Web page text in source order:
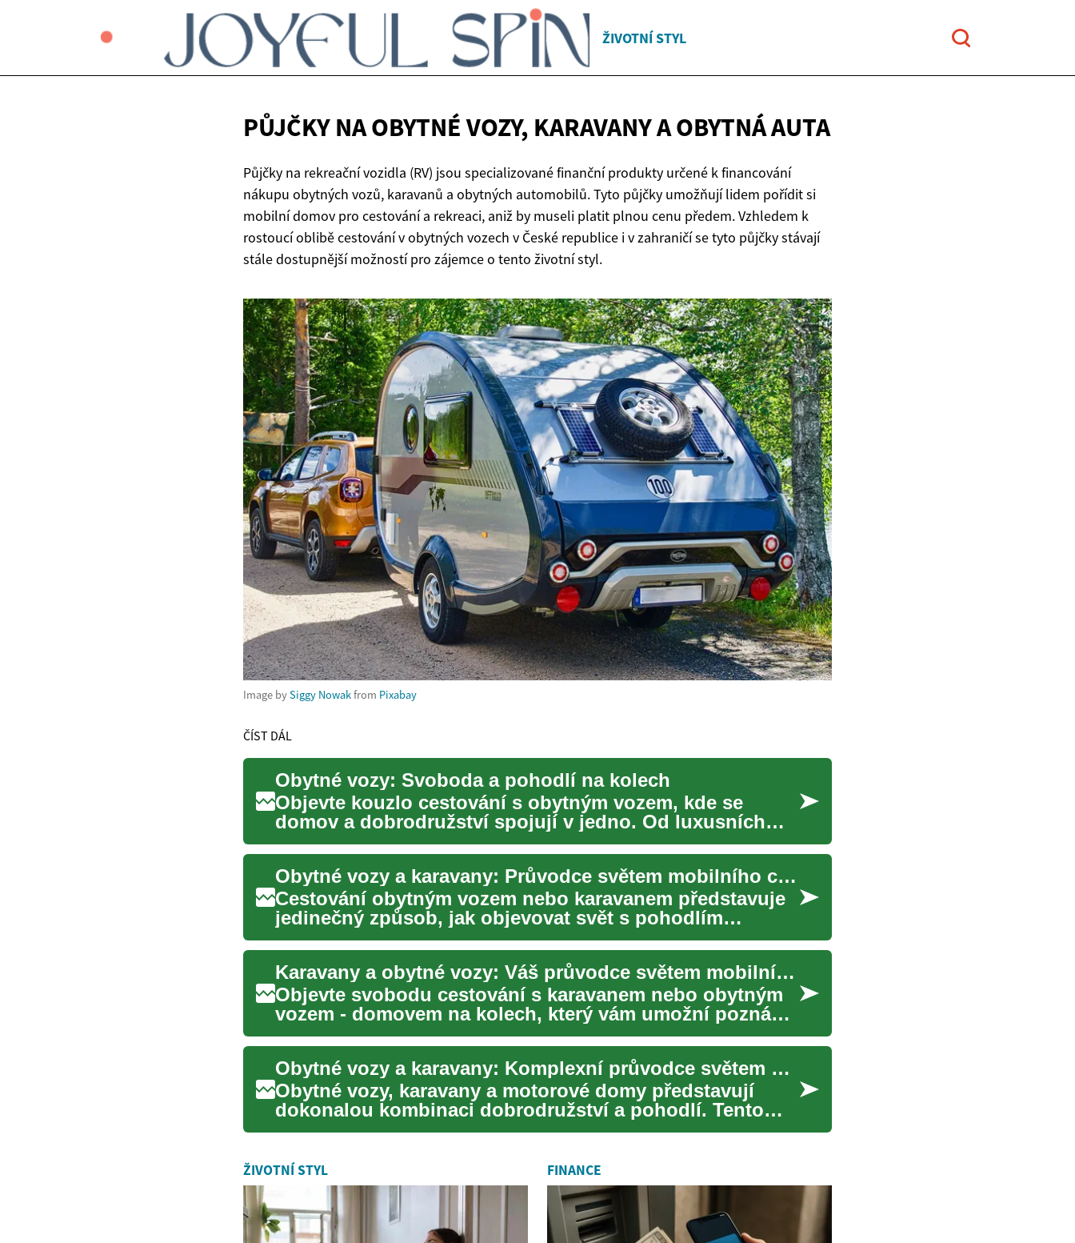
ŽIVOTNÍ STYL
PŮJČKY NA OBYTNÉ VOZY, KARAVANY AOBYTNÁ AUTA
Půjčky na rekreační vozidla (RV) jsou specializované finanční produkty určené k financování
nákupu obytných vozů, karavanů a obytných automobilů. Tyto půjčky umožňují lidem pořídit si
mobilní domov pro cestování a rekreaci, aniž by museli platit plnou cenu předem. Vzhledem k
rostoucí oblibě cestování v obytných vozech v České republice i v zahraničí se tyto půjčky stávají
stále dostupnější možností pro zájemce o tento životní styl.
Image bySiggy Nowakfrom Pixabay
ČÍST DÁL
Obytné vozy: Svoboda a pohodlí na kolech
Objevte kouzlo cestování s obytným vozem, kde se
domov a dobrodružství spojují v jedno. Od luxusních
motorhomů po pra...
Obytné vozy a karavany: Průvodce světem mobilního cestování
Cestování obytným vozem nebo karavanem představuje
jedinečný způsob, jak objevovat svět s pohodlím
domova na kolech. ...
Karavany a obytné vozy: Váš průvodce světem mobilního cestování
Objevte svobodu cestování s karavanem nebo obytným
vozem - domovem na kolech, který vám umožní poznávat
svět vlastním...
Obytné vozy a karavany: Komplexní průvodce světem mobilního bydlení
Obytné vozy, karavany a motorové domy představují
dokonalou kombinaci dobrodružství a pohodlí. Tento
způsob cestování...
ŽIVOTNÍ STYL FINANCE